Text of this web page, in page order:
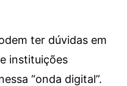
ter dúvidas em
instituições
“onda digital”.